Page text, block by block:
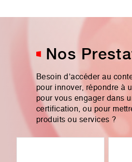
Nos
Besoin d’accéder au
pour innover, répondre à
pour vous engager dans
certification, ou pour
produits ou services ?